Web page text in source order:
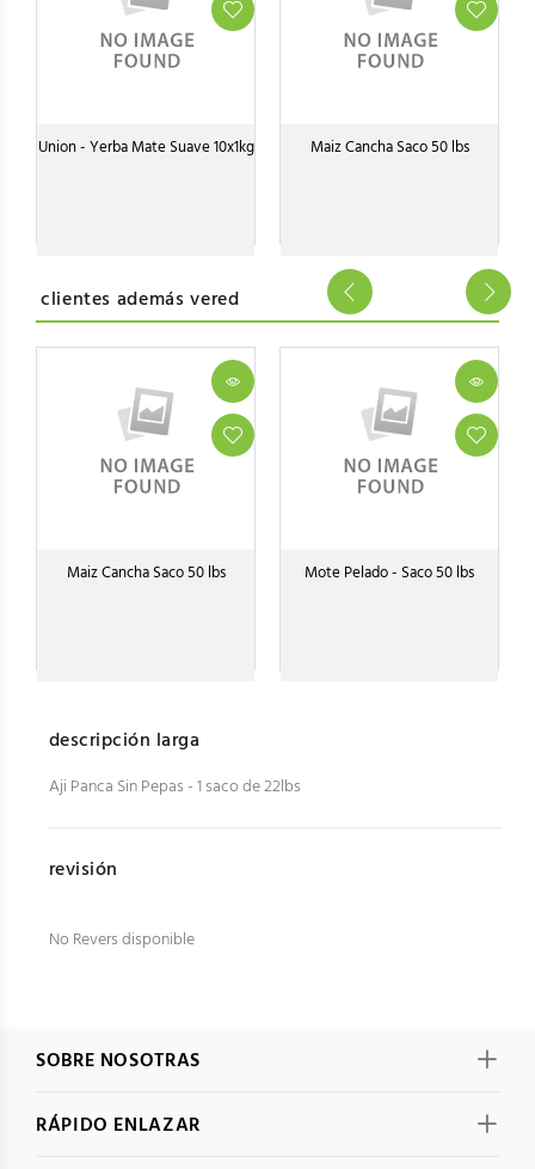
Union - Yerba Mate Suave 10x1kg Maiz Cancha Saco 50 lbs
clientes además vered
Maiz Cancha Saco 50 lbs Mote Pelado - Saco 50 lbs
descripción larga
Aji Panca Sin Pepas - 1 saco de 22lbs
revisión
No Revers disponible
SOBRE NOSOTRAS
RÁPIDO ENLAZAR